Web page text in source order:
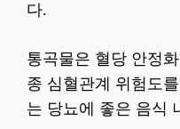
다.
통곡물은 혈당 안정
종 심혈관계 위험도
는 당뇨에 좋은 음식